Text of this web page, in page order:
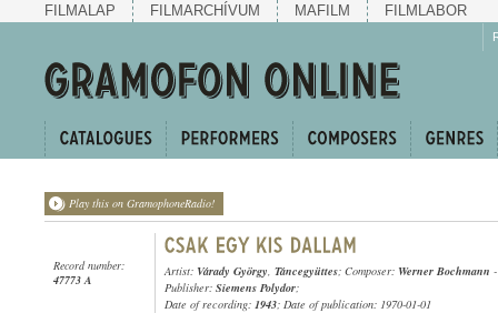
FILMALAP FILMARCHÍVUM MAFILM FILMLABOR
Play this on GramophoneRadio!
Record number:
47773 A
Artist: Várady György, Táncegyüttes; Composer: Werner Bochmann
Publisher: Siemens Polydor;
Date of recording: 1943; Date of publication: 1970-01-01